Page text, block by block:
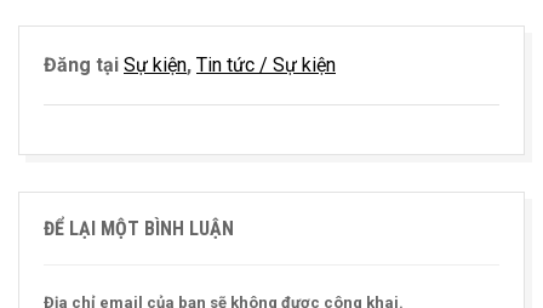
Đăng tại Sự kiện, Tin tức / Sự kiện
ĐỂ LẠI MỘT BÌNH LUẬN
Địa chỉ email của bạn sẽ không được công khai.